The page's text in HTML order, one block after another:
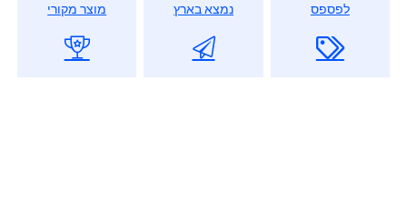
לפספס
נמצא בארץ
מוצר מקורי